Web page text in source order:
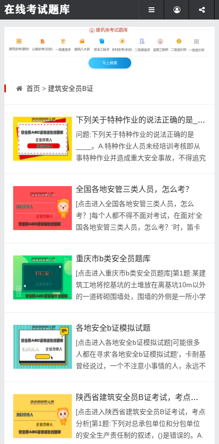
首页 > 建筑安全员B证
下列关于特种作业的说法正确的是____。
问题:下列关于特种作业的说法正确的是
____。A.特种作业人员未经培训考核即从
事特种作业并造成重大安全事故，不得追究
对特种作业人员的培训C.特种作业是指容易
发生人员伤亡事故，对操作者本人.他人及
周围设施的安全有重大危害的作业D.特种作
业人员可不考核从事...
全国各地安管三类人员，怎么考？
[点击进入全国各地安管三类人员，怎么
考？]每个人都不得不面对考试，在面对'全
国各地安管三类人员，怎么考？'时，笛卡
话语虽然很短，但令我们浮想联翩。这句话
语虽然很短，但令我们浮想联翩。那么，读
万卷书，行万里路。能那么认真找到这个页
面的呢，是十分值得表扬的，...
重庆市b类安全员题库
[点击进入重庆市b类安全员题库]第1题:某建
筑工地将挖基坑的土堆放在离基坑10m以外
的一道砖砌围墙处，围墙的外侧是一所小学
塌，将正在墙边玩耍的4名小学生压死在围
墙底下；下列选项对本次事故主要原因分析
正确的有()。A.挖基坑的土不应堆在围墙边
B.围墙承受不...
各地安全b证模拟试题
[点击进入各地安全b证模拟试题]可能很多
人都在寻求'各地安全b证模拟试题'，卡耐基
曾经说过，一个不注意小事情的人，永远不
这个建筑考试难不难，对于你来说都是百分
来对待那开始我们就来复习吧！最后的祝
福:我坚信，我们付出了汗水，经受了考
验，理想中优秀分数的大门...
陕西省建筑安全员B证考试，考点分析
[点击进入陕西省建筑安全员B证考试，考点
分析]第1题:下列对总承包单位和分包单位
的安全生产责任制的叙述，()是错误的。A.